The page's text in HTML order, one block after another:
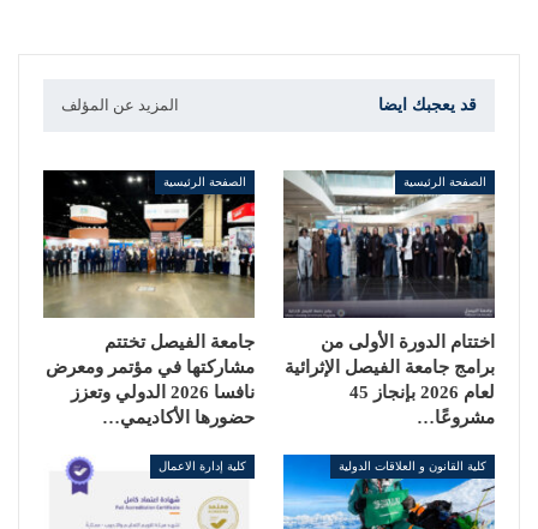
قد يعجبك ايضا المزيد عن المؤلف
الصفحة الرئيسية
اختتام الدورة الأولى من
برامج جامعة الفيصل الإثرائية
لعام 2026 بإنجاز 45
مشروعًا…
الصفحة الرئيسية
جامعة الفيصل تختتم
مشاركتها في مؤتمر ومعرض
نافسا 2026 الدولي وتعزز
حضورها الأكاديمي…
كلية القانون و العلاقات الدولية كلية إدارة الاعمال